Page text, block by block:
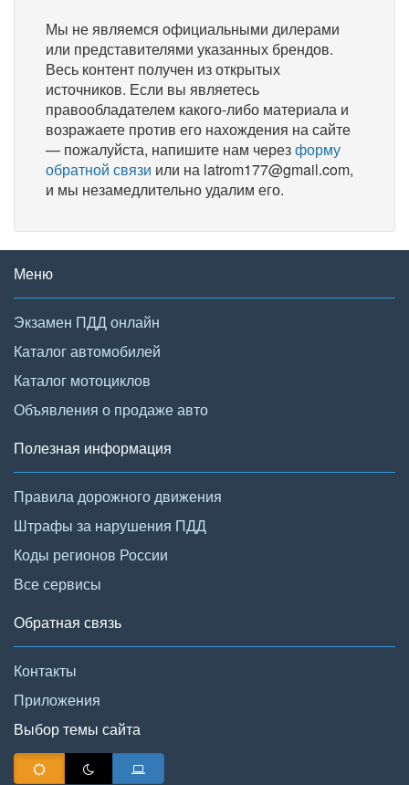
Мы не являемся официальными дилерами
или представителями указанных брендов.
Весь контент получен из открытых
источников. Если вы являетесь
правообладателем какого-либо материала и
возражаете против его нахождения на сайте
— пожалуйста, напишите нам черезформу
обратной связи или на latrom177@gmail.com,
и мы незамедлительно удалим его.
Меню
Экзамен ПДД онлайн
Каталог автомобилей
Каталог мотоциклов
Объявления о продаже авто
Полезная информация
Правила дорожного движения
Штрафы за нарушения ПДД
Коды регионов России
Все сервисы
Обратная связь
Контакты
Приложения
Выбор темы сайта